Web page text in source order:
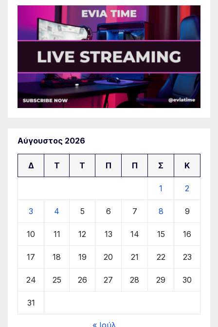
Αύγουστος 2026
Δ Τ Τ Π Π Σ Κ
1 2
3 4 5 6 7 8 9
10 11 12 13 14 15 16
17 18 19 20 21 22 23
24 25 26 27 28 29 30
31